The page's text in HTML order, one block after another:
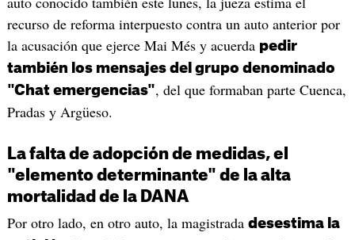
recurso de reforma interpuesto contra un auto anterior por
la acusación que ejerce Mai Més y acuerda pedir
también los mensajes del grupo denominado
"Chat emergencias", del que formaban parte Cuenca,
Pradas y Argüeso.
La falta de adopción de medidas, el
"elemento determinante" de la alta
mortalidad de la DANA
Por otro lado, en otro auto, la magistrada desestima la